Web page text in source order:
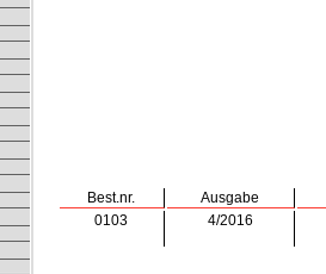
Best.nr.
Ausgabe
0103
4/2016